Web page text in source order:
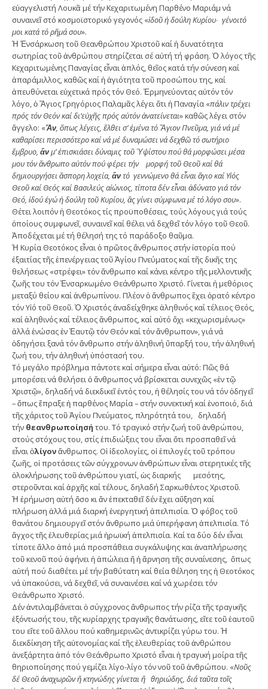
εὐαγγελιστή Λουκᾶ μέ τήν Κεχαριτωμένη Παρθένο Μαριάμ νά
συναινεῖ στό κοσμοϊστορικό γεγονός «ἰδοῦ ἡ δούλη Κυρίου∙ γένοιτό
μοι κατά τό ρῆμά σου».
Ἡ Ἐνσάρκωση τοῦ Θεανθρώπου Χριστοῦ καί ἡ δυνατότητα
σωτηρίας τοῦ ἀνθρώπου στηρίζεται σέ αὐτή τή φράση. Ὁ λόγος τῆς
Κεχαριτωμένης Παναγίας εἶναι ἁπλός, θεῖος κατά τήν σύνεση καί
ἀπαράμιλλος, καθῶς καί ἡ ἁγιότητα τοῦ προσώπου της, καί
ἀπευθύνεται εὐχετικά πρός τόν Θεό. Ἑρμηνεύοντας αὐτόν τόν
λόγο, ὁ Ἅγιος Γρηγόριος Παλαμᾶς λέγει ὅτι ἡ Παναγία «πάλιντρέχει
πρός τόν Θεόν καί δι’εὐχῆς πρός αὐτόν ἀνατείνεται» καθῶς λέγει στόν
ἄγγελο: «Ἄν, ὅπως λέγεις, ἔλθει σ’ ἐμένα τό Ἅγιον Πνεῦμα, γιά νά μέ
καθαρίσει περισσότερο καί νά μέ δυναμώσει νά δεχθῶ τό σωτήριο
ἔμβρυο, ἄνμ’ ἐπισκιάσει δύναμις τοῦ Ὑψίστου πού θά μορφώσει μέσα
μου τόν ἄνθρωπο αὐτόν πού φέρει τήν μορφή τοῦ Θεοῦ καί θά
δημιουργήσει ἄσπορη λοχεία, ἄντό γεννώμενο θά εἶναι ἅγιο καί Υἱός
Θεοῦ καί Θεός καί Βασιλεύς αἰώνιος, τίποτα δέν εἶναι ἀδύνατο γιά τόν
Θεό, ἰδού ἐγώ ἡ δούλη τοῦ Κυρίου, ἄς γίνει σύμφωνα μέ τό λόγο σου».
Θέτει λοιπόν ἡ Θεοτόκος τίς προϋποθέσεις, τούς λόγους γιά τούς
ὁποίους συμφωνεῖ, συναινεῖ καί θέλει νά δεχθεῖ τόν λόγο τοῦ Θεοῦ.
Ἀποδέχεται μέ τή θέλησή της τό παράδοξο θαῦμα.
Ἡ Κυρία Θεοτόκος εἶναι ὁ πρῶτος ἄνθρωπος στήν ἱστορία πού
ἐξαιτίας τῆς ἐπενέργειας τοῦ Ἁγίου Πνεύματος καί τῆς δικῆς της
θελήσεως «στρέφει» τόν ἄνθρωπο καί κάνει κέντρο τῆς μελλοντικῆς
ζωῆς του τόν Ἐνσαρκωμένο Θεάνθρωπο Χριστό. Γίνεται ἡ μεθόριος
μεταξύ θείου καί ἀνθρωπίνου. Πλέον ὁ ἄνθρωπος ἔχει ὁρατό κέντρο
τόν Υἱό τοῦ Θεοῦ. Ὁ Χριστός ἀναδείχθηκε ἀληθινός καί τέλειος Θεός,
καί ἀληθινός καί τέλειος ἄνθρωπος, καί αὐτό ὄχι «κεχωρισμένως»
ἀλλά ἑνώσας ἐν Ἑαυτῷ τόν Θεόν καί τόν ἄνθρωπον», γιά νά
ὁδηγήσει ξανά τόν ἄνθρωπο στήν ἀληθινή ὕπαρξή του, τήν ἀληθινή
ζωή του, τήν ἀληθινή ὑπόστασή του.
Τό μεγάλο πρόβλημα πάντοτε καί σήμερα εἶναι αὐτό: Πῶς θά
μπορέσει νά θελήσει ὁ ἄνθρωπος νά βρίσκεται συνεχῶς «ἐν τῷ
Χριστῷ», δηλαδή νά διεκδικεῖ ἐντός του, ἡ θέλησίς του νά τόν ὁδηγεῖ
– ὅπως ἔπραξε ἡ παρθένος Μαρία – στήν συνεκτική καί ἑνοποιό, διά
τῆς χάριτος τοῦ Ἁγίου Πνεύματος, πληρότητά του, δηλαδή
τήν θεανθρωποίησή του. Τό τραγικό στήν ζωή τοῦ ἀνθρώπου,
στούς στόχους του, στίς ἐπιδιώξεις του εἶναι ὅτι προσπαθεῖ νά
εἶναι ὀλίγονἄνθρωπος. Οἱ ἰδεολογίες, οἱ ἐπιλογές τοῦ τρόπου
ζωῆς, οἱ προτάσεις τῶν σύγχρονων ἀνθρώπων εἶναι στερητικές τῆς
ὁλοκλήρωσης τοῦ ἀνθρώπου γιατί, ὡς διαρκής μεσότης,
στεροῦνται καί ἀρχῆς καί τέλους, δηλαδή Σαρκωθέντος Χριστοῦ.
Ἡ ἐρήμωση αὐτή ὅσο κι ἄν ἐπεκταθεῖ δέν ἔχει αὔξηση καί
πλήρωση ἀλλά μιά διαρκή ἐνεργητική ἀπελπισία. Ὁ φόβος τοῦ
θανάτου δημιουργεῖ στόν ἄνθρωπο μιά ὑπερήφανη ἀπελπισία. Τό
ἄγχος τῆς ἐλευθερίας μιά ἡρωϊκή ἀπελπισία. Καί τα δύο δέν εἶναι
τίποτε ἄλλο ἀπό μιά προσπάθεια συγκάλυψης και ἀναπλήρωσης
τοῦ κενοῦ πού ἀφήνει ἡ ἀπώλεια ἤ ἡ ἄρνηση τῆς συναίνεσης, ὅπως
αὐτή πού διαθέτει μέ τήν βαθύτατη καί θεία θέληση της ἡ Θεοτόκος
νά ὑπακούσει, νά δεχθεῖ, νά συναινέσει καί νά χωρέσει τόν
Θεάνθρωπο Χριστό.
Δέν ἀντιλαμβάνεται ὁ σύγχρονος ἄνθρωπος τήν ρίζα τῆς τραγικῆς
ἐξόντωσής του, τῆς κυρίαρχης τραγικῆς θανάτωσης, εἴτε τοῦ ἑαυτοῦ
του εἴτε τοῦ ἄλλου πού καθημερινῶς ἀντικρίζει γύρω του. Ἡ
διεκδίκηση τῆς αὐτονομίας καί τῆς ἐλευθερίας τοῦ ἀνθρώπου
ἀνεξάρτητα ἀπό τόν Θεάνθρωπο Χριστό εἶναι ἡ τραγική μοίρα τῆς
θηριοποίησης πού γεμίζει λίγο-λίγο τόν νοῦ τοῦ ἀνθρώπου. «Νοῦς
δέ Θεοῦ ἀναχωρῶν ἤ κτηνώδης γίνεται ἤ θηριώδης, διά ταῦτα τοῖς